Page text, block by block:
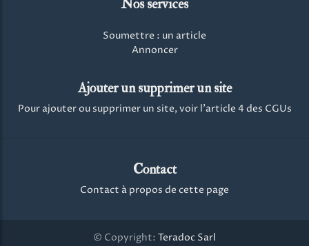
Nos services
Soumettre : un article
Annoncer
Ajouter un supprimer un site
Pour ajouter ou supprimer un site, voir l'article 4 des CGUs
Contact
Contact à propos de cette page
© Copyright: Teradoc Sarl